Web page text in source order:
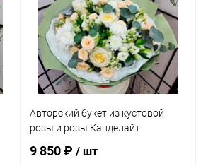
В избранное В наличии
Авторский букет из кустовой
розы и розы Канделайт
9 850 ₽/ шт